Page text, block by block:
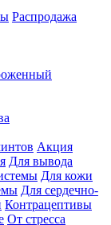
Распродажа
Акция
Для вывода
Для кожи
Для сердечно-
Контрацептивы
От стресса